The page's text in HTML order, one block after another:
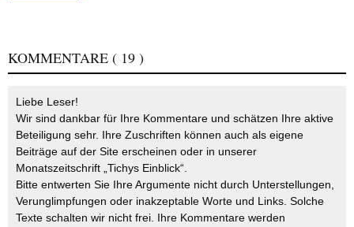
KOMMENTARE ( 19 )
Liebe Leser!
Wir sind dankbar für Ihre Kommentare und schätzen Ihre aktive
Beteiligung sehr. Ihre Zuschriften können auch als eigene
Beiträge auf der Site erscheinen oder in unserer
Monatszeitschrift „Tichys Einblick“.
Bitte entwerten Sie Ihre Argumente nicht durch Unterstellungen,
Verunglimpfungen oder inakzeptable Worte und Links. Solche
Texte schalten wir nicht frei. Ihre Kommentare werden